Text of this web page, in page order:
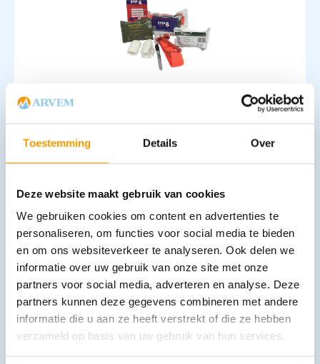
Toestemming Details Over
Deze website maakt gebruik van cookies
We gebruiken cookies om content en advertenties te
personaliseren, om functies voor social media te bieden
en om ons websiteverkeer te analyseren. Ook delen we
informatie over uw gebruik van onze site met onze
partners voor social media, adverteren en analyse. Deze
partners kunnen deze gegevens combineren met andere
informatie die u aan ze heeft verstrekt of die ze hebben
verzameld op basis van uw gebruik van hun services.
Stop de Bloeding - Plus set met CAT tourniquet
€111,18
102 excl. btw
In winkelwagen
Hemostatisch kompres
€20,80 – €32,40 incl. btw